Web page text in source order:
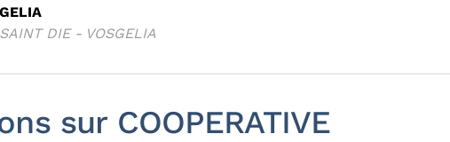
DIE - VOSGELIA
sur COOPERATIVE